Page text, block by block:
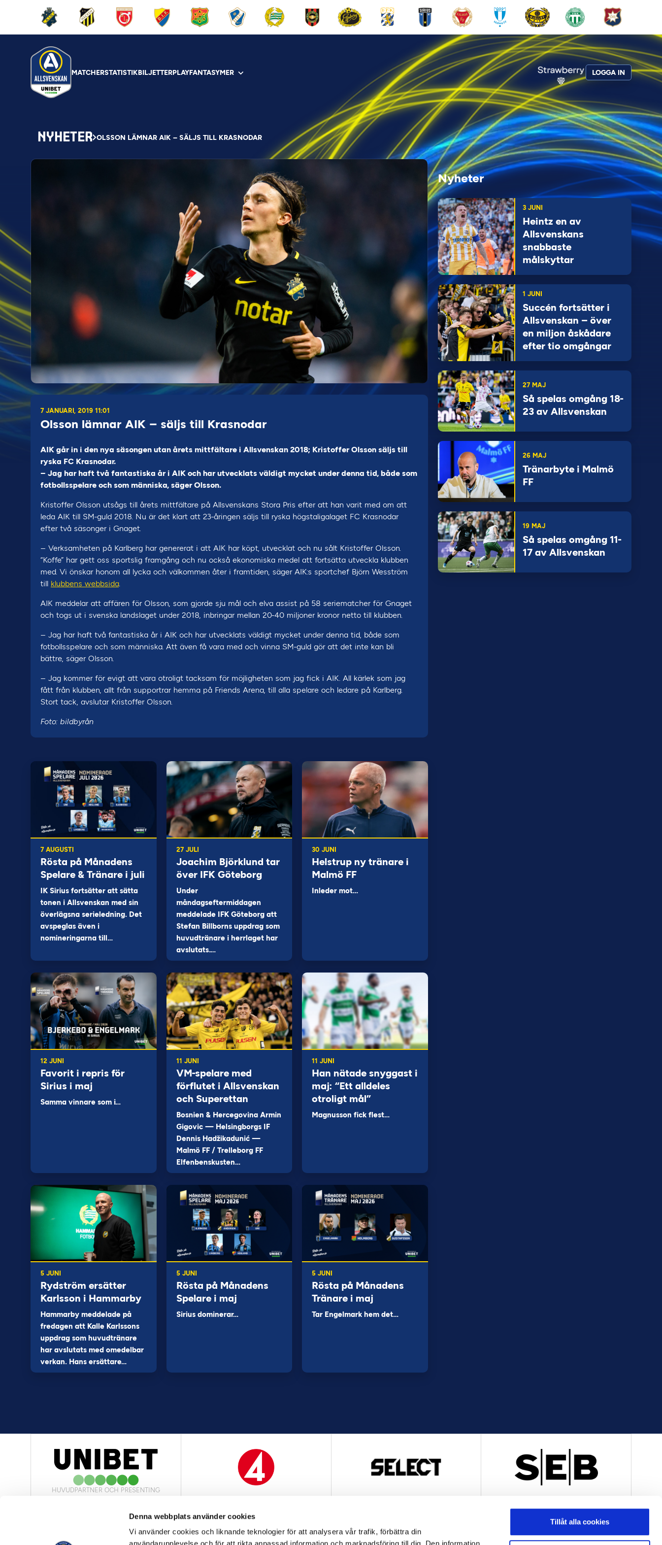
Denna webbplats använder cookies
Vi använder cookies och liknande teknologier för att analysera vår trafik, förbättra din
Tillåt alla cookies
MATCHERSTATISTIKBILJETTERPLAYFANTASYMER LOGGA IN
NYHETER OLSSON LÄMNAR AIK – SÄLJS TILL KRASNODAR
7 JANUARI, 2019 11:01
Olsson lämnar AIK – säljs till Krasnodar
AIK går in i den nya säsongen utan årets mittfältare i Allsvenskan 2018; Kristoffer Olsson säljs till
ryska FC Krasnodar.
– Jag har haft två fantastiska år i AIK och har utvecklats väldigt mycket under denna tid, både som
fotbollsspelare och som människa, säger Olsson.
Kristoffer Olsson utsågs till årets mittfältare på Allsvenskans Stora Pris efter att han varit med om att
leda AIK till SM-guld 2018. Nu är det klart att 23-åringen säljs till ryska högstaligalaget FC Krasnodar
efter två säsonger i Gnaget.
– Verksamheten på Karlberg har genererat i att AIK har köpt, utvecklat och nu sålt Kristoffer Olsson.
“Koffe” har gett oss sportslig framgång och nu också ekonomiska medel att fortsätta utveckla klubben
med. Vi önskar honom all lycka och välkommen åter i framtiden, säger AIK:s sportchef Björn Wesström
till klubbens webbsida.
AIK meddelar att affären för Olsson, som gjorde sju mål och elva assist på 58 seriematcher för Gnaget
och togs ut i svenska landslaget under 2018, inbringar mellan 20-40 miljoner kronor netto till klubben.
– Jag har haft två fantastiska år i AIK och har utvecklats väldigt mycket under denna tid, både som
fotbollsspelare och som människa. Att även få vara med och vinna SM-guld gör att det inte kan bli
bättre, säger Olsson.
– Jag kommer för evigt att vara otroligt tacksam för möjligheten som jag fick i AIK. All kärlek som jag
fått från klubben, allt från supportrar hemma på Friends Arena, till alla spelare och ledare på Karlberg.
Stort tack, avslutar Kristoffer Olsson.
Foto: bildbyrån
7 AUGUSTI
Rösta på Månadens
Spelare & Tränare i juli
IK Sirius fortsätter att sätta
tonen i Allsvenskan med sin
överlägsna serieledning. Det
avspeglas även i
nomineringarna till…
27 JULI
Joachim Björklund tar
över IFK Göteborg
Under
måndagseftermiddagen
meddelade IFK Göteborg att
Stefan Billborns uppdrag som
huvudtränare i herrlaget har
avslutats.…
30 JUNI
Helstrup ny tränare i
Malmö FF
Inleder mot…
12 JUNI
Favorit i repris för
Sirius i maj
Samma vinnare som i…
11 JUNI
VM-spelare med
förflutet i Allsvenskan
och Superettan
Bosnien & Hercegovina Armin
Gigovic — Helsingborgs IF
Dennis Hadžikadunić —
Malmö FF / Trelleborg FF
Elfenbenskusten…
11 JUNI
Han nätade snyggast i
maj: “Ett alldeles
otroligt mål”
Magnusson fick flest…
5 JUNI
Rydström ersätter
Karlsson i Hammarby
Hammarby meddelade på
fredagen att Kalle Karlssons
uppdrag som huvudtränare
har avslutats med omedelbar
verkan. Hans ersättare…
5 JUNI
Rösta på Månadens
Spelare i maj
Sirius dominerar…
5 JUNI
Rösta på Månadens
Tränare i maj
Tar Engelmark hem det…
Nyheter
3 JUNI
Heintz en av
Allsvenskans
snabbaste
målskyttar
1 JUNI
Succén fortsätter i
Allsvenskan – över
en miljon åskådare
efter tio omgångar
27 MAJ
Så spelas omgång 18-
23 av Allsvenskan
26 MAJ
Tränarbyte i Malmö
FF
19 MAJ
Så spelas omgång 11-
17 av Allsvenskan
HUVUDPARTNER OCH PRESENTING